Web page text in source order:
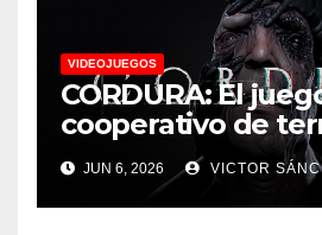
VIDEOJUEGOS
CORDURA: El
cooperativo de
supervivencia AA
su tráiler de
Future Game
JUN 6, 2026 VICTOR